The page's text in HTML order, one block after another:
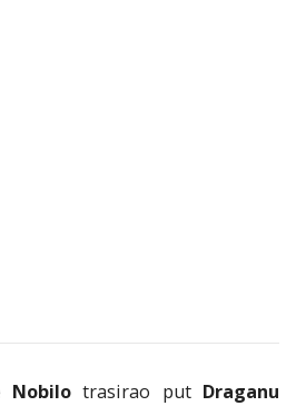
Nobilotrasirao put Draganu